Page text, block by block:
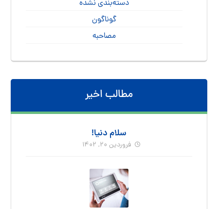
دسته‌بندی نشده
گوناگون
مصاحبه
مطالب اخیر
سلام دنیا!
فروردین ۲۰, ۱۴۰۲